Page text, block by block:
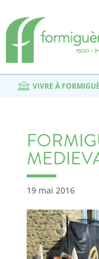
VIVRE À
19 mai 2016